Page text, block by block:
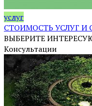
услуг
СТОИМОСТЬ УСЛУГ
ВЫБЕРИТЕ
Консультации